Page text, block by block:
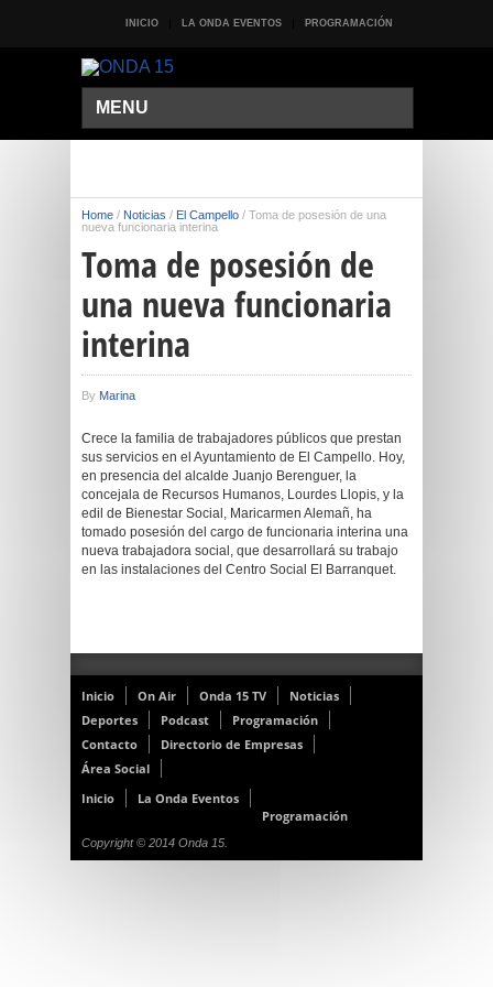
INICIO LA ONDA EVENTOS PROGRAMACIÓN
MENU
Home / Noticias / El Campello / Toma de posesión de una
nueva funcionaria interina
Toma de posesión de
una nueva funcionaria
interina
By Marina
Crece la familia de trabajadores públicos que prestan
sus servicios en el Ayuntamiento de El Campello. Hoy,
en presencia del alcalde Juanjo Berenguer, la
concejala de Recursos Humanos, Lourdes Llopis, y la
edil de Bienestar Social, Maricarmen Alemañ, ha
tomado posesión del cargo de funcionaria interina una
nueva trabajadora social, que desarrollará su trabajo
en las instalaciones del Centro Social El Barranquet.
Inicio On Air Onda 15 TV
Noticias
Deportes
Podcast
Programación
Contacto
Directorio de Empresas
Área Social
Inicio
La Onda Eventos
Programación
Copyright © 2014 Onda 15.